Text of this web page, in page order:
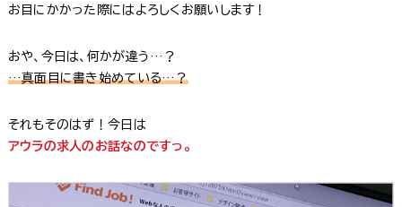
お目にかかった際にはよろしくお願いします！
おや、今日は、何かが違う…？
…真面目に書き始めている…？
それもそのはず！今日は
アウラの求人のお話なのですっ。